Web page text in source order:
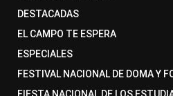
DESTACADAS
EL CAMPO TE ESPERA
ESPECIALES
FESTIVAL NACIONAL DE DOMA Y
FIESTA NACIONAL DE LOS